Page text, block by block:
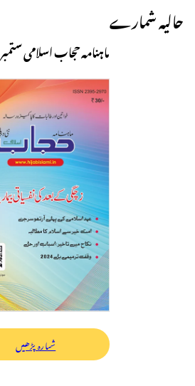
حالیہ شمارے
ماہنامہ حجاب اسلامی ستمبر 2024
شمارہ پڑھیں